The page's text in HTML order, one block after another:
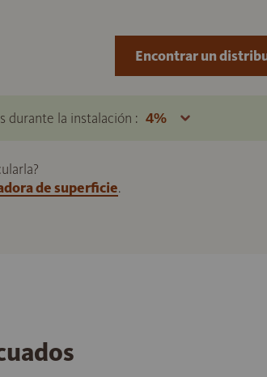
durante la instalación :
de superficie.
Encontrar un